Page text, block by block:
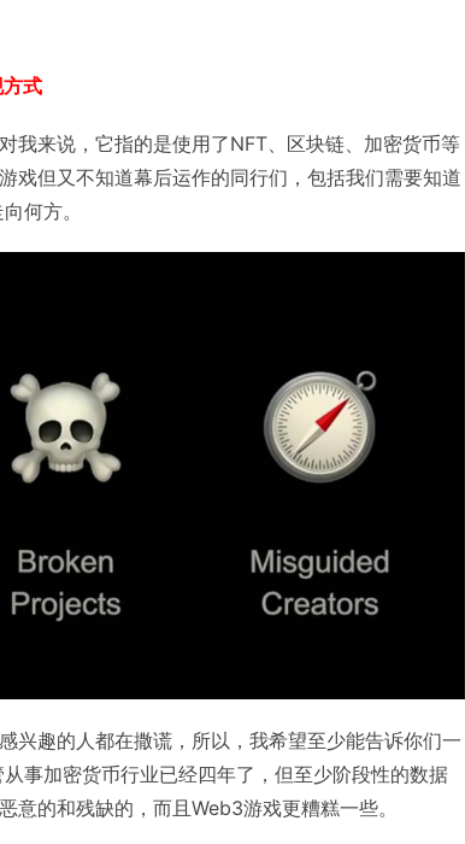
式
我来说，它指的是使用了NFT、区块链、加密货币等
戏但又不知道幕后运作的同行们，包括我们需要知道
何方。
兴趣的人都在撒谎，所以，我希望至少能告诉你们一
事加密货币行业已经四年了，但至少阶段性的数据
的和残缺的，而且Web3游戏更糟糕一些。